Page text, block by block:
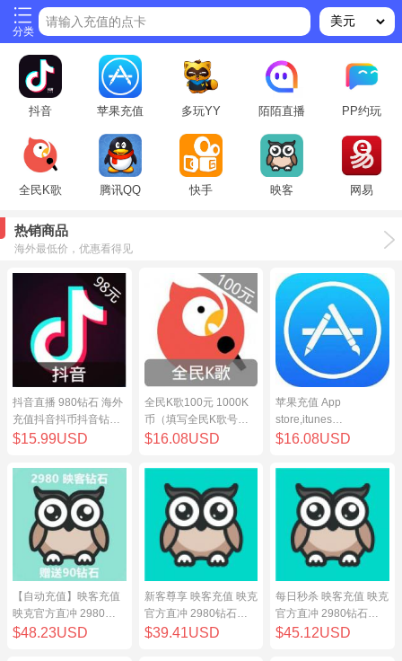
分类
请输入充值的点卡
抖音 苹果充值 多玩YY 陌陌直播 PP约玩
全民K歌 腾讯QQ 快手 映客 网易
热销商品
海外最低价，优惠看得见
抖音直播 980钻石 海外
充值抖音抖币抖音钻98
元
$15.99USD
全民K歌100元 1000K
币（填写全民K歌号充
值）
$16.08USD
苹果充值 App
store,itunes
store,iphone,ipad中国
$16.08USD
【自动充值】映客充值
映克官方直冲 2980钻
石 298元 inke钻石
$48.23USD
新客尊享 映客充值 映克
官方直冲 2980钻石
298元 inke钻石
$39.41USD
每日秒杀 映客充值 映克
官方直冲 2980钻石
298元 inke钻石
$45.12USD